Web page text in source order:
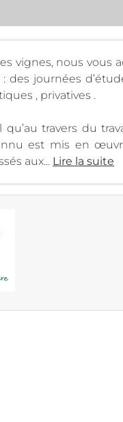
vignes, nous vous
journées
, privatives .
travers du
est mis en
aux... Lire la suite